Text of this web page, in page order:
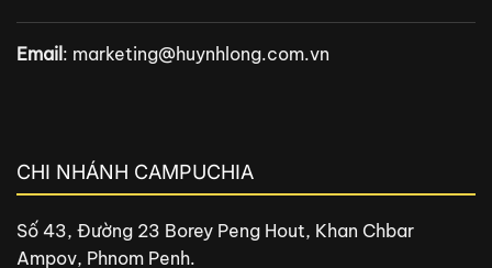
Email: marketing@huynhlong.com.vn
CHI NHÁNH CAMPUCHIA
Số 43, Đường 23 Borey Peng Hout, Khan Chbar
Ampov, Phnom Penh.